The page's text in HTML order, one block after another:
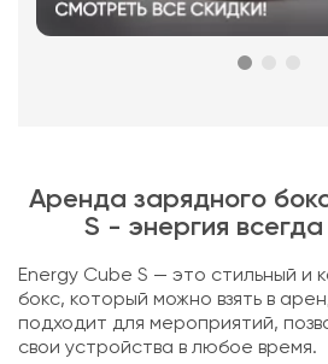
Аренда зарядного
S - энергия
Energy Cube S — это стильный и
бокс, который можно взять в
подходит для мероприятий,
свои устройства в любое время.